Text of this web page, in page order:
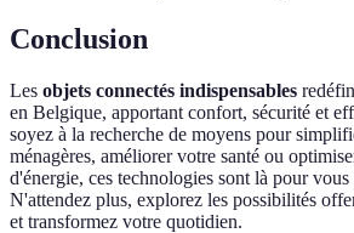
Conclusion
Les objets connectés indispensables
en Belgique, apportant confort, sécurité et
soyez à la recherche de moyens pour
ménagères, améliorer votre santé ou
d'énergie, ces technologies sont là pour
N'attendez plus, explorez les possibilités
et transformez votre quotidien.